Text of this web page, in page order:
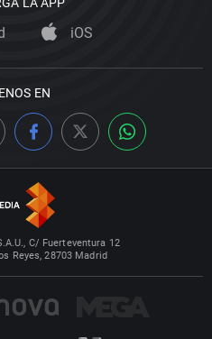
iOS
EN
C/ Fuerteventura 12
Reyes, 28703 Madrid